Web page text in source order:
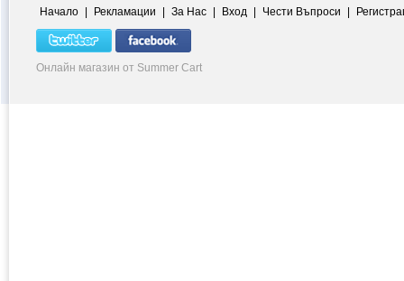
Начало | Рекламации | За Нас | Вход | Чести Въпроси |
Онлайн магазин от Summer Cart